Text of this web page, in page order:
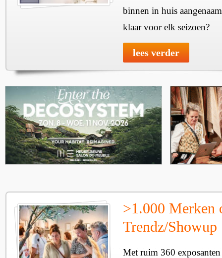
binnen in huis
klaar voor elk seizoen?
lees verder
>1.000 Merken
Trendz/Showup
Met ruim 360